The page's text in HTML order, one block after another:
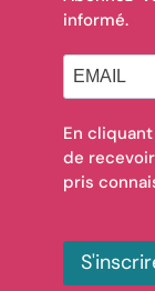
informé.
En cliquant
de
pris